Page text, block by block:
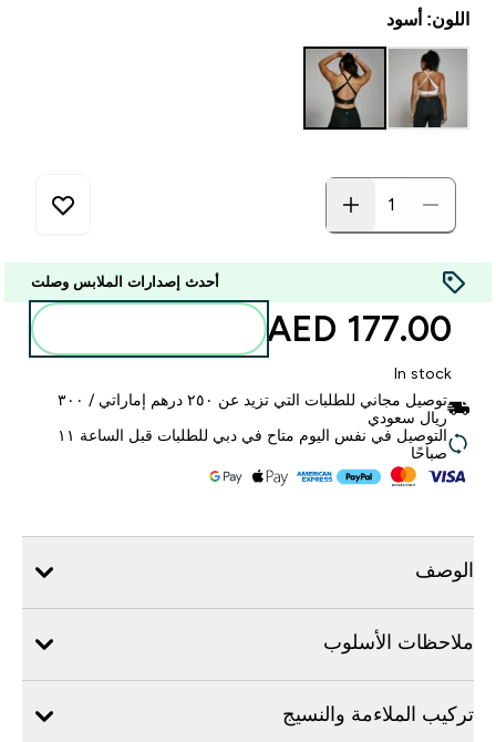
اللون: أسود
أحدث إصدارات الملابس وصلت
177.00 AED‎
In stock
توصيل مجاني للطلبات التي تزيد عن ٢٥٠ درهم إماراتي / ٣٠٠
ريال سعودي
التوصيل في نفس اليوم متاح في دبي للطلبات قبل الساعة ١١
صباحًا
الوصف
ملاحظات الأسلوب
تركيب الملاءمة والنسيج